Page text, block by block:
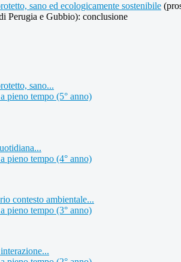
sano ed ecologicamente sostenibile
Perugia e Gubbio): conclusione
sano...
pieno tempo (5° anno)
pieno tempo (4° anno)
contesto ambientale...
pieno tempo (3° anno)